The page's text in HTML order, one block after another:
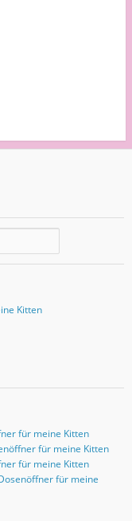
Kitten
für meine Kitten
für meine Kitten
für meine Kitten
für meine